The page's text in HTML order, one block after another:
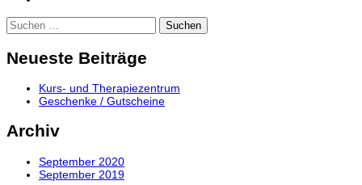
Suchen
nach:
Neueste Beiträge
Kurs- und Therapiezentrum
Geschenke / Gutscheine
Archiv
September 2020
September 2019